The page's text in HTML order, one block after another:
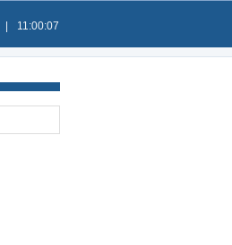
11:00:07